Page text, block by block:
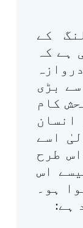
کے
ہے کہ
بڑی
کام
انسان
اسے
طرح
اس
ہو۔
ہے: